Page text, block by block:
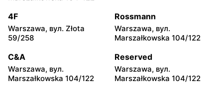
4F
Warszawa, вул. Złota
59/258
Rossmann
Warszawa, вул.
Marszałkowska 104/122
C&A
Warszawa, вул.
Marszałkowska 104/122
Reserved
Warszawa, вул.
Marszałkowska 104/122